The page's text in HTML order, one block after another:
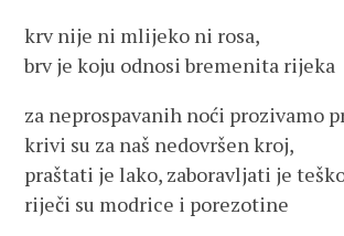
krv nije ni mlijeko ni rosa,
brv je koju odnosi bremenita rijeka
za neprospavanih noći prozivamo
krivi su za naš nedovršen kroj,
praštati je lako, zaboravljati je
riječi su modrice i porezotine